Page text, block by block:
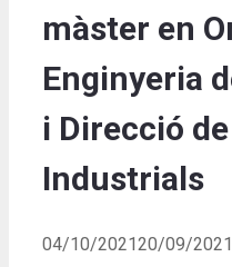
màster en
Enginyeria
i Direcció
Industrials
04/10/202120/09/2021